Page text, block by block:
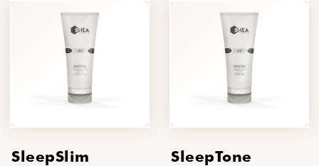
SleepSlim SleepTone